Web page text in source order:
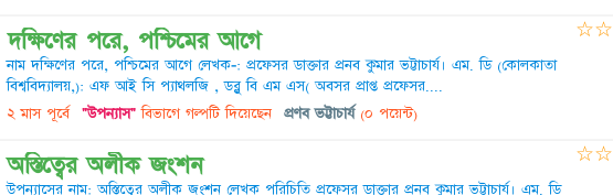
দক্ষিণের পরে, পশ্চিমের আগে
নাম দক্ষিণের পরে, পশ্চিমের আগে লেখক-: প্রফেসর ডাক্তার প্রনব কুমার ভট্টাচার্য। এম. ডি (কোলকাতা
বিশ্ববিদ্যালয়,): এফ আই সি প্যাথলজি , ডব্লু বি এম এস( অবসর প্রাপ্ত প্রফেসর....
২ মাস পূর্বে "উপন্যাস"বিভাগে গল্পটি দিয়েছেন প্রণব ভট্টাচার্য (০ পয়েন্ট)
☆☆
অস্তিত্বের অলীক জংশন
উপন্যাসের নাম: অস্তিত্বের অলীক জংশন লেখক পরিচিতি প্রফেসর ডাক্তার প্রনব কুমার ভট্টাচার্য। এম. ডি
☆☆